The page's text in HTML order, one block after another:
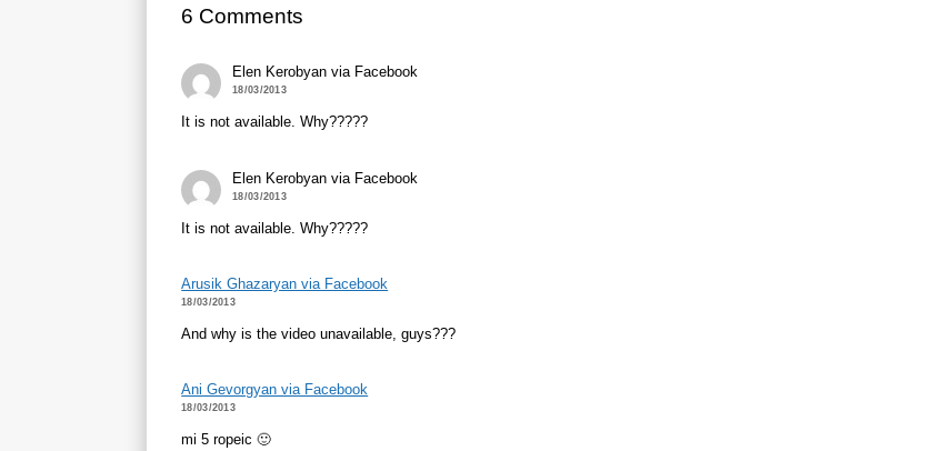
6 Comments
Elen Kerobyan via Facebook
18/03/2013
It is not available. Why?????
Elen Kerobyan via Facebook
18/03/2013
It is not available. Why?????
Arusik Ghazaryan via Facebook
18/03/2013
And why is the video unavailable, guys???
Ani Gevorgyan via Facebook
18/03/2013
mi 5 ropeic 🙂